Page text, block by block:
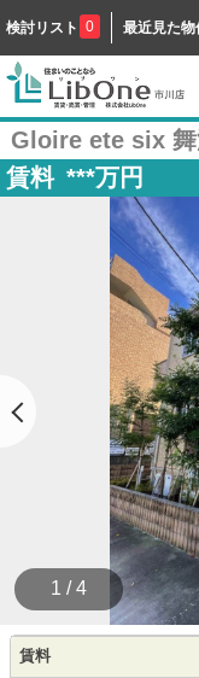
検討リスト 0 最近見た物
Gloire ete six 舞
賃料 ***万円
1 / 4
賃料